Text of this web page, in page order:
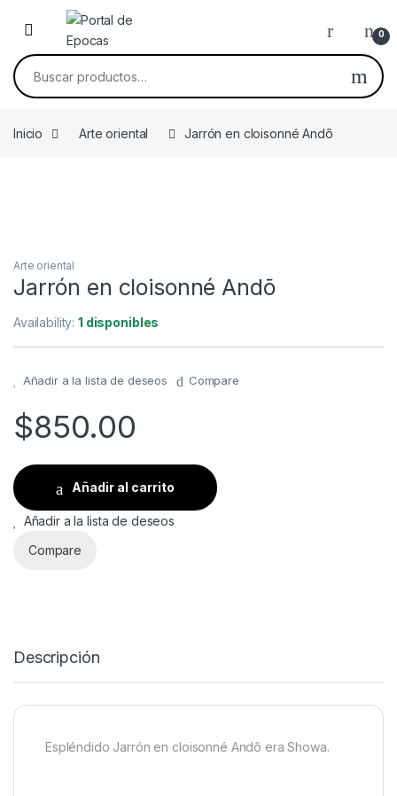
Skip to navigation
Skip to content
0
Buscar por:
Inicio Arte oriental Jarrón en cloisonné Andõ
Arte oriental
Jarrón en cloisonné Andõ
Availability:1 disponibles
Añadir a la lista de deseos Compare
$850.00
Añadir al carrito
Añadir a la lista de deseos
Compare
Descripción
Espléndido Jarrón en cloisonné Andõ era Showa.